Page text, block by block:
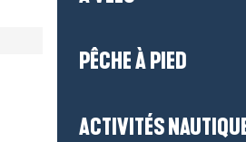
PÊCHE À PIED
ACTIVITÉS